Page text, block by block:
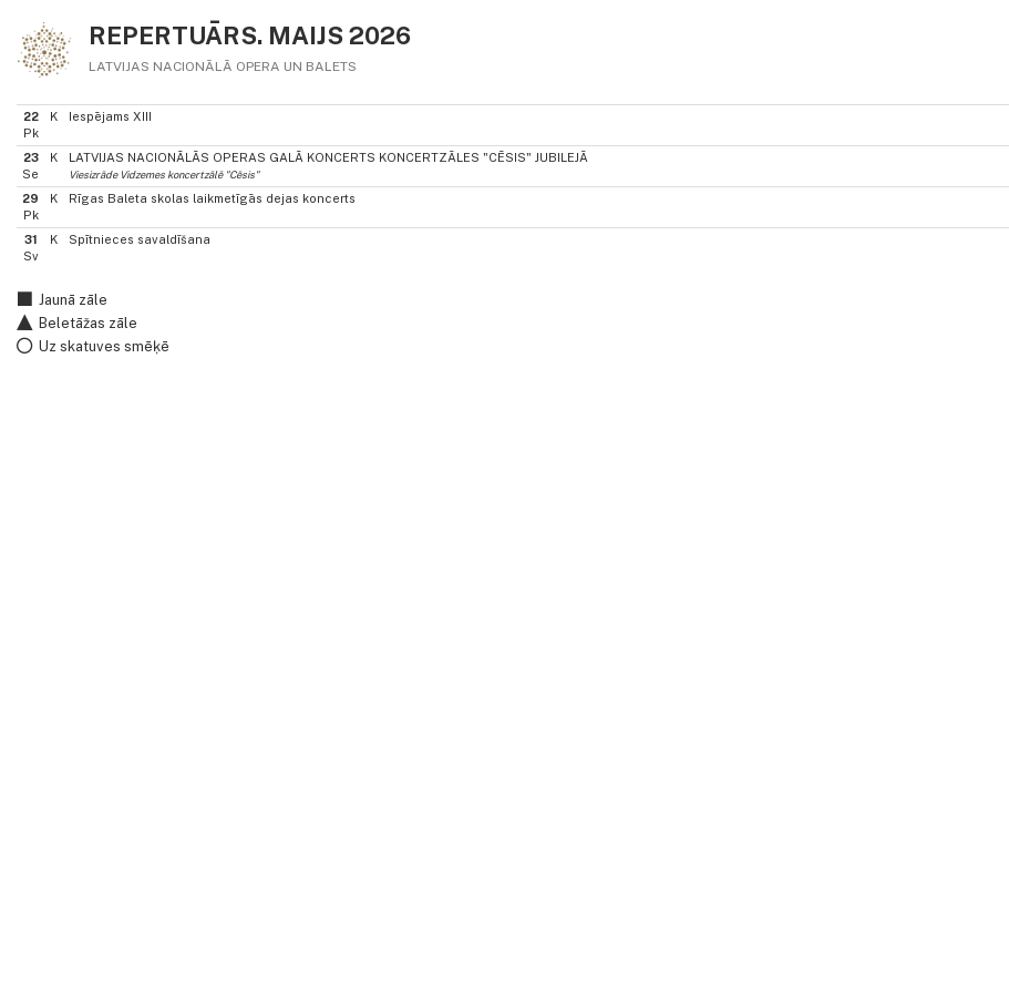
REPERTUĀRS. MAIJS 2026
LATVIJAS NACIONĀLĀ OPERA UN BALETS
22
Pk
K Iespējams XIII
23
Se
K LATVIJAS NACIONĀLĀS OPERAS GALĀ KONCERTS KONCERTZĀLES "CĒSIS" JUBILEJĀ
Viesizrāde Vidzemes koncertzālē "Cēsis"
29
Pk
K Rīgas Baleta skolas laikmetīgās dejas koncerts
31
Sv
K Spītnieces savaldīšana
Jaunā zāle
Beletāžas zāle
Uz skatuves smēķē